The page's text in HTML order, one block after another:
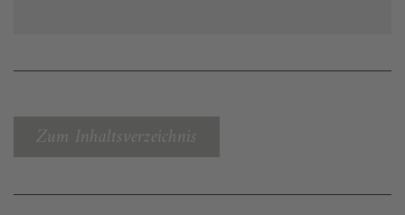
Zum Inhaltsverzeichnis